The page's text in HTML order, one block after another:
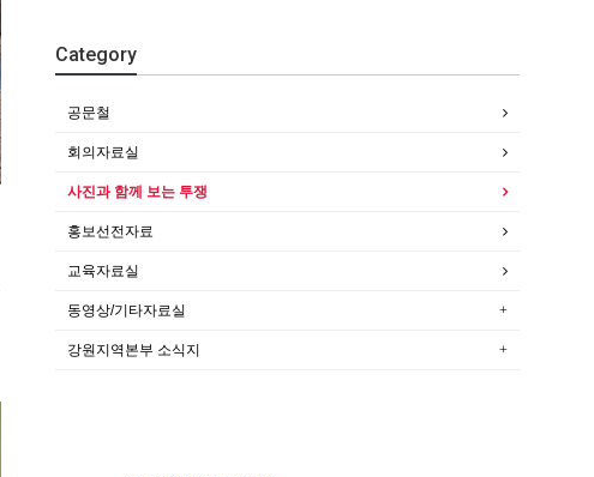
Category
공문철
회의자료실
사진과 함께 보는 투쟁
홍보선전자료
교육자료실
동영상/기타자료실
강원지역본부 소식지